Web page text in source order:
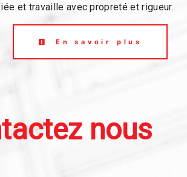
et travaille avec propreté et rigueur.
En savoir plus
nous